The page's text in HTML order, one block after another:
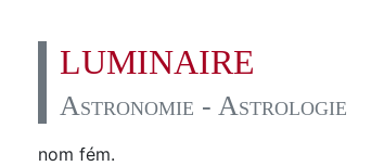
LUMINAIRE
Astronomie - Astrologie
nom fém.